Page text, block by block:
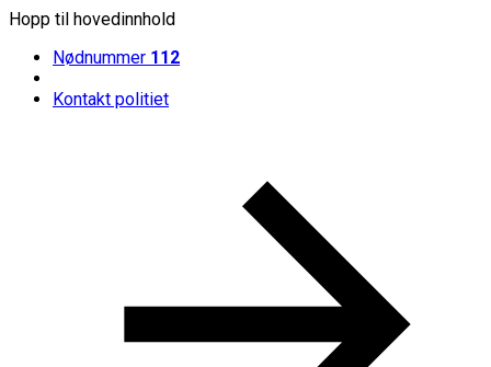
Hopp til hovedinnhold
Nødnummer 112
Kontakt politiet